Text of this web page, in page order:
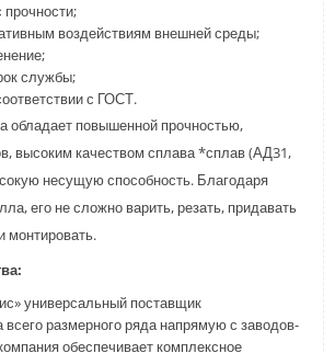
прочности;
воздействиям внешней среды;
службы;
с ГОСТ.
обладает повышенной прочностью,
высоким качеством сплава *сплав (АД31,
несущую способность. Благодаря
его не сложно варить, резать, придавать
универсальный поставщик
всего размерного ряда напрямую с заводов-
обеспечивает комплексное